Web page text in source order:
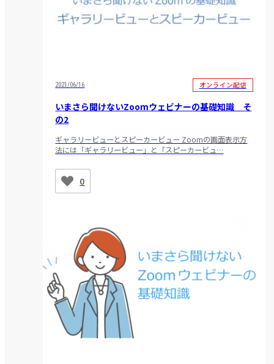
2021/06/16 オンライン配信
いまさら聞けないZoomウェビナーの基礎知識 そ
の2
ギャラリービューとスピーカービュー Zoomの画面表示方
法には「ギャラリービュー」と「スピーカービュ…
0